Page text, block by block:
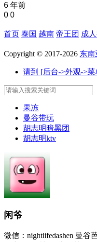
6 年前
0 0
首页 泰国 越南 帝王团 成
Copyright © 2017-2026 东南
请到 [后台->外观->
果冻
曼谷带玩
胡志明暗黑团
胡志明ktv
闲爷
微信：nightlifedashen 曼